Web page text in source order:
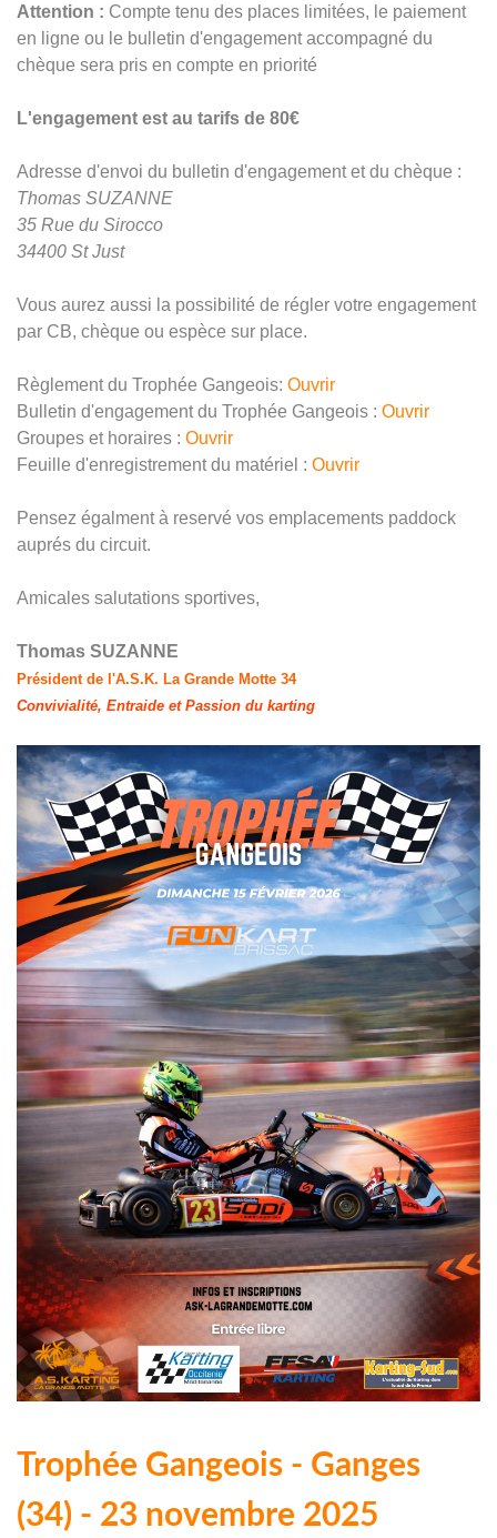
Attention : Compte tenu des places limitées, le paiement
en ligne ou le bulletin d'engagement accompagné du
chèque sera pris en compte en priorité
L'engagement est au tarifs de 80€
Adresse d'envoi du bulletin d'engagement et du chèque :
Thomas SUZANNE
35 Rue du Sirocco
34400 St Just
Vous aurez aussi la possibilité de régler votre engagement
par CB, chèque ou espèce sur place.
Règlement du Trophée Gangeois: Ouvrir
Bulletin d'engagement du Trophée Gangeois : Ouvrir
Groupes et horaires : Ouvrir
Feuille d'enregistrement du matériel : Ouvrir
Pensez égalment à reservé vos emplacements paddock
auprés du circuit.
Amicales salutations sportives,
Thomas SUZANNE
Président de l'A.S.K. La Grande Motte 34
Convivialité, Entraide et Passion du karting
Trophée Gangeois - Ganges
(34) - 23 novembre 2025